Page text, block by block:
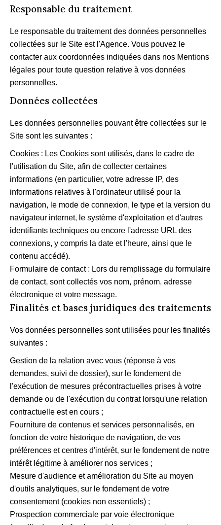
Responsable du traitement
Le responsable du traitement des données personnelles
collectées sur le Site est l'Agence. Vous pouvez le
contacter aux coordonnées indiquées dans nos Mentions
légales pour toute question relative à vos données
personnelles.
Données collectées
Les données personnelles pouvant être collectées sur le
Site sont les suivantes :
Cookies : Les Cookies sont utilisés, dans le cadre de
l'utilisation du Site, afin de collecter certaines
informations (en particulier, votre adresse IP, des
informations relatives à l'ordinateur utilisé pour la
navigation, le mode de connexion, le type et la version du
navigateur internet, le système d'exploitation et d'autres
identifiants techniques ou encore l'adresse URL des
connexions, y compris la date et l'heure, ainsi que le
contenu accédé).
Formulaire de contact : Lors du remplissage du formulaire
de contact, sont collectés vos nom, prénom, adresse
électronique et votre message.
Finalités et bases juridiques des traitements
Vos données personnelles sont utilisées pour les finalités
suivantes :
Gestion de la relation avec vous (réponse à vos
demandes, suivi de dossier), sur le fondement de
l'exécution de mesures précontractuelles prises à votre
demande ou de l'exécution du contrat lorsqu'une relation
contractuelle est en cours ;
Fourniture de contenus et services personnalisés, en
fonction de votre historique de navigation, de vos
préférences et centres d'intérêt, sur le fondement de notre
intérêt légitime à améliorer nos services ;
Mesure d'audience et amélioration du Site au moyen
d'outils analytiques, sur le fondement de votre
consentement (cookies non essentiels) ;
Prospection commerciale par voie électronique